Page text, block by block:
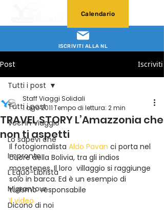
ISCRIVITI ALLA NL
Calendario
Post Iscriviti
Tutti i post
Voci in Viaggio
Lo sapevi che
Impronte
L'Equo-Librista
Migrantour
Dicono di noi
Tutti i post
TRAVEL STORY L’Amazzonia che
non ti aspetti
Staff Viaggi Solidali
1 ago 2011Tempo di lettura: 2 min
Il fotogiornalista Aldo Pavan ci porta nel
cuore della Bolivia, tra gli indios
mosetenes. Il loro  villaggio si raggiunge
solo in barca. Ed è un esempio di
turismo  responsabile
Il video